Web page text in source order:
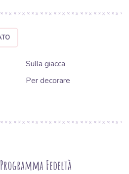
Sulla giacca
Per decorare
Fedeltà